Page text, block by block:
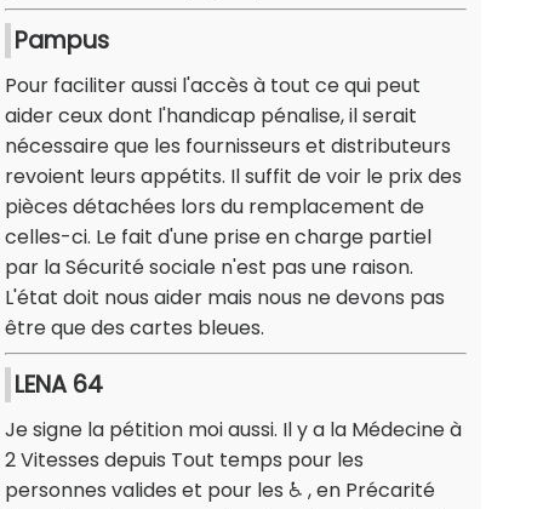
Pampus
Pour faciliter aussi l'accès à tout ce qui peut
aider ceux dont l'handicap pénalise, il serait
nécessaire que les fournisseurs et distributeurs
revoient leurs appétits. Il suffit de voir le prix des
pièces détachées lors du remplacement de
celles-ci. Le fait d'une prise en charge partiel
par la Sécurité sociale n'est pas une raison.
L'état doit nous aider mais nous ne devons pas
être que des cartes bleues.
LENA 64
Je signe la pétition moi aussi. Il y a la Médecine à
2 Vitesses depuis Tout temps pour les
personnes valides et pour les ♿️ , en Précarité